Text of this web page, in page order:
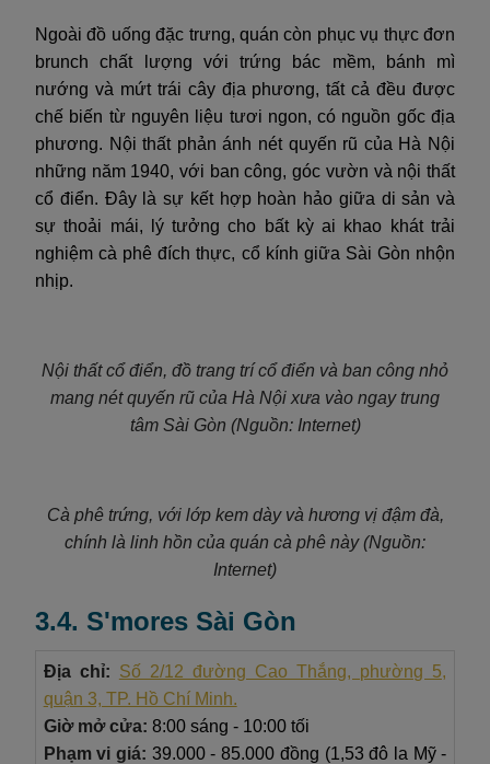
Ngoài đồ uống đặc trưng, quán còn phục vụ thực đơn
brunch chất lượng với trứng bác mềm, bánh mì
nướng và mứt trái cây địa phương, tất cả đều được
chế biến từ nguyên liệu tươi ngon, có nguồn gốc địa
phương. Nội thất phản ánh nét quyến rũ của Hà Nội
những năm 1940, với ban công, góc vườn và nội thất
cổ điển. Đây là sự kết hợp hoàn hảo giữa di sản và
sự thoải mái, lý tưởng cho bất kỳ ai khao khát trải
nghiệm cà phê đích thực, cổ kính giữa Sài Gòn nhộn
nhịp.
Nội thất cổ điển, đồ trang trí cổ điển và ban công nhỏ
mang nét quyến rũ của Hà Nội xưa vào ngay trung
tâm Sài Gòn (Nguồn: Internet)
Cà phê trứng, với lớp kem dày và hương vị đậm đà,
chính là linh hồn của quán cà phê này (Nguồn:
Internet)
3.4. S'mores Sài Gòn
Địa chỉ: Số 2/12 đường Cao Thắng, phường 5,
quận 3, TP. Hồ Chí Minh.
Giờ mở cửa: 8:00 sáng - 10:00 tối
Phạm vi giá: 39.000 - 85.000 đồng (1,53 đô la Mỹ -